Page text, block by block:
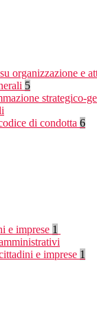
organizzazione e
5
strategico-
di condotta 6
e imprese 1
e imprese 1